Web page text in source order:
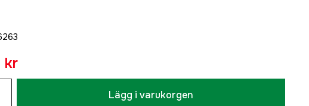
kr
Lägg i varukorgen